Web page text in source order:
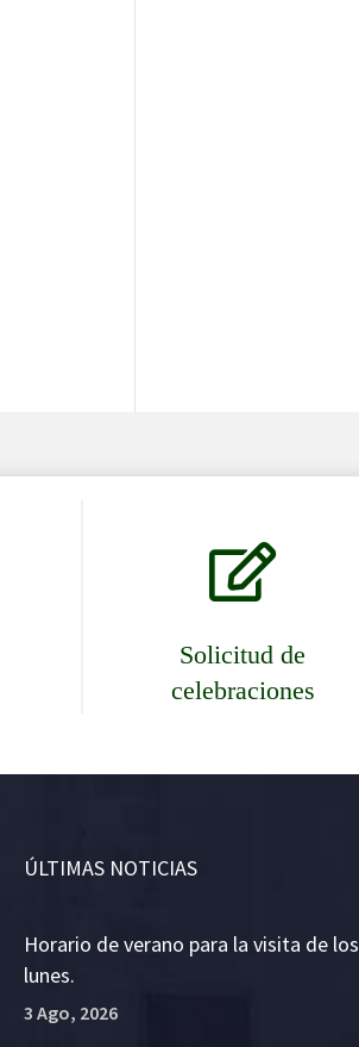

Solicitud de
celebraciones
ÚLTIMAS NOTICIAS
Horario de verano para la visita de los
lunes.
3 Ago, 2026